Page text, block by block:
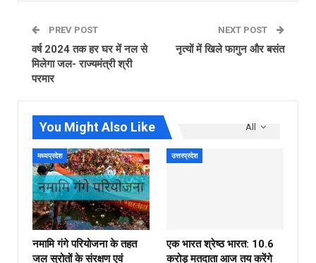
PREV POST
वर्ष 2024 तक हर घर में नल से
मिलेगा जल- राज्यमंत्री श्री
परमार
NEXT POST
नृत्यों में खिले फागुन और बसंत
All
You Might Also Like
मध्यप्रदेश
नमामि गंगे परियोजना के तहत
जल स्रोतों के संरक्षण एवं
उत्तरप्रदेश
एक भारत श्रेष्ठ भारत: 10.6
करोड़ मतदाता आज तय करेंगे